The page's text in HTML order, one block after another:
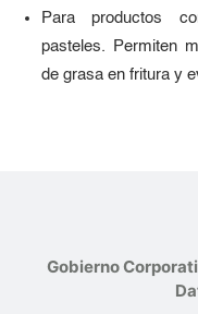
Para productos
pasteles. Permiten
de grasa en fritura y
Gobierno